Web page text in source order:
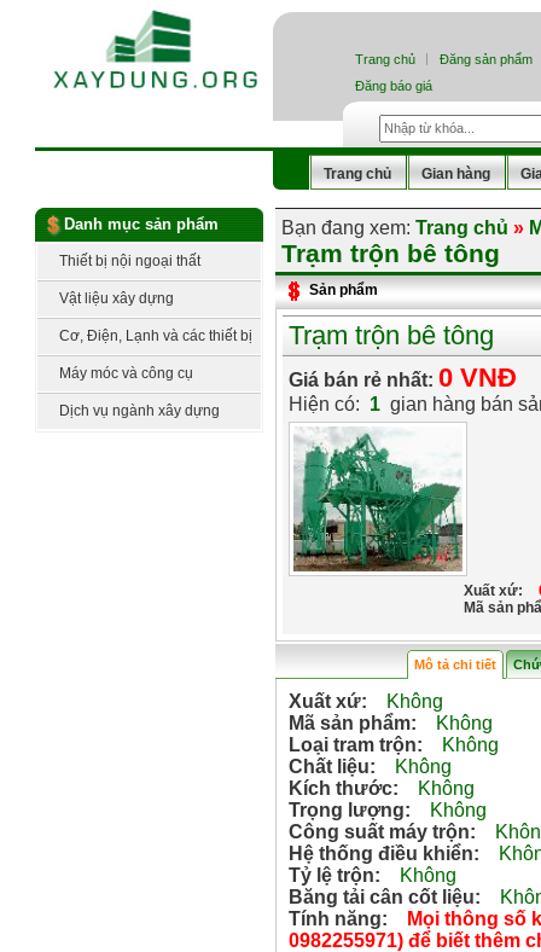
Trang chủ
Đăng sản phẩm
Đăng báo giá
Trang chủ Gian hàng
Danh mục sản phẩm
Thiết bị nội ngoại thất
Vật liệu xây dựng
Cơ, Điện, Lạnh và các thiết bị
công nghệ
Máy móc và công cụ
Dịch vụ ngành xây dựng
Bạn đang xem: Trang chủ »
Trạm trộn bê tông
Sản phẩm
Trạm trộn bê tông
Giá bán rẻ nhất: 0 VNĐ
Hiện có: 1gian hàng bán
Xuất xứ:
Mã sản
Mô tả chi tiết
Xuất xứ:
Không
Mã sản phẩm:
Không
Loại tram trộn:
Không
Chất liệu:
Không
Kích thước:
Không
Trọng lượng:
Không
Công suất máy trộn:
Hệ thống điều khiển:
Tỷ lệ trộn:
Không
Băng tải cân cốt liệu:
Tính năng:
Mọi thông số
0982255971) để biết thêm